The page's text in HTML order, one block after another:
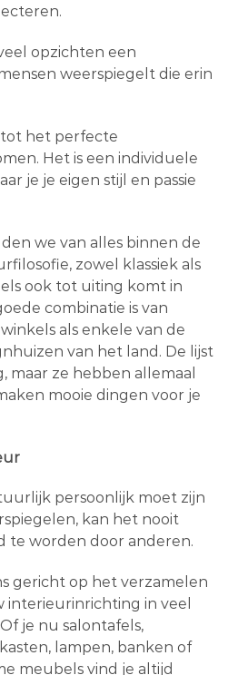
opzichten een
weerspiegelt die erin
het perfecte
Het is een individuele
je je eigen stijl en passie
we van alles binnen de
zowel klassiek als
ook tot uiting komt in
combinatie is van
als enkele van de
van het land. De lijst
maar ze hebben allemaal
mooie dingen voor je
persoonlijk moet zijn
kan het nooit
te worden door anderen.
gericht op het verzamelen
interieurinrichting in veel
je nu salontafels,
lampen, banken of
meubels vind je altijd